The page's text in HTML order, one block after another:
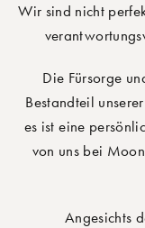
Wir sind nicht
Die Fürsorge
Bestandteil
es ist eine
von uns bei
Angesichts